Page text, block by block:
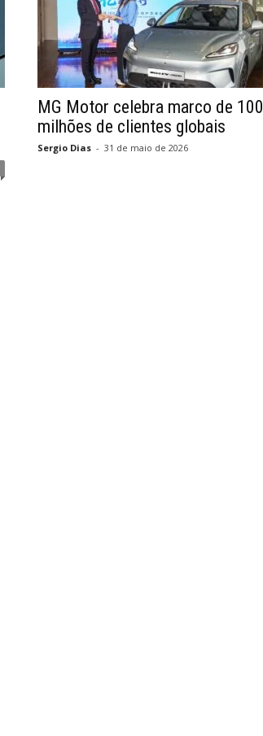
MG Motor celebra marco de 100
milhões de clientes globais
Sergio Dias - 31 de maio de 2026